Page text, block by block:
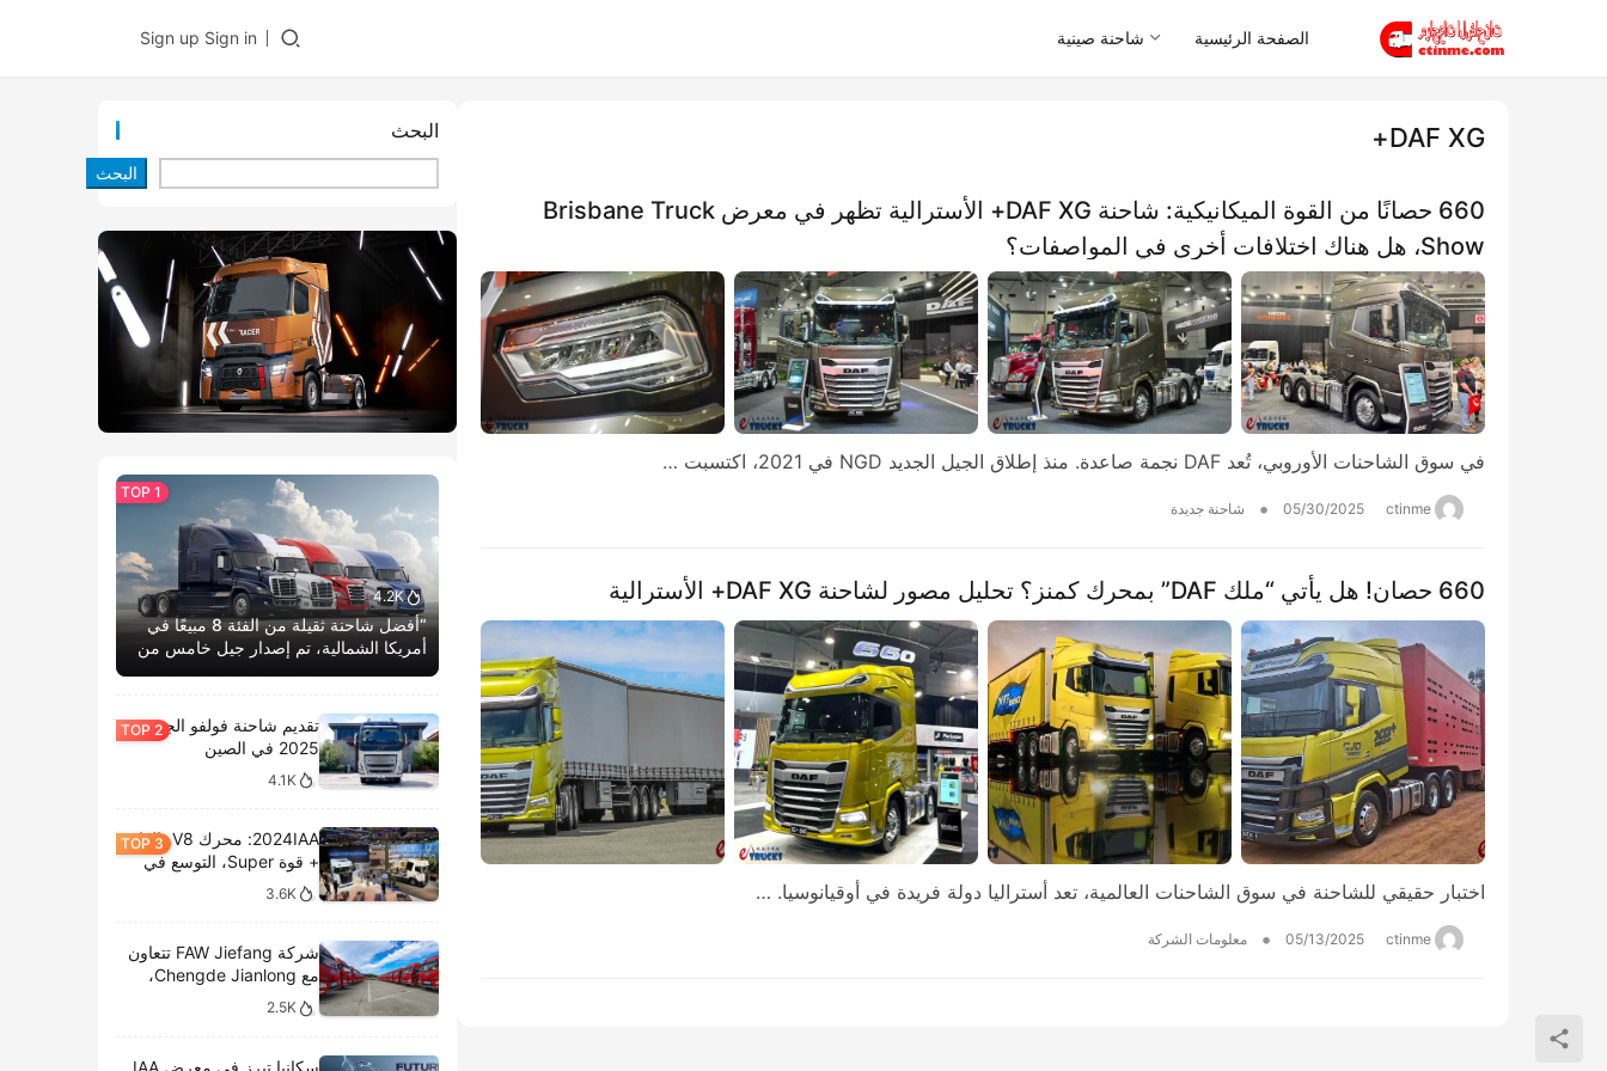
الصفحة الرئيسية شاحنة صينية Sign in
Sign up
DAF XG+
​​660 حصانًا من القوة الميكانيكية: شاحنة DAF XG+ الأسترالية تظهر في معرض Brisbane Truck
Show، هل هناك اختلافات أخرى في المواصفات؟​​
في سوق الشاحنات الأوروبي، تُعد DAF نجمة صاعدة. منذ إطلاق الجيل الجديد NGD في 2021، اكتسبت …
ctinme
05/30/2025
• شاحنة جديدة
​​اختبار حقيقي للشاحنة​​ في سوق الشاحنات العالمية، تعد أستراليا دولة فريدة في أوقيانوسيا. …
ctinme
05/13/2025
• معلومات الشركة
البحث
البحث
4.2K
“أفضل شاحنة ثقيلة من الفئة 8 مبيعًا في
أمريكا الشمالية، تم إصدار جيل خامس من
تقديم شاحنة فولفو الجديدة
2025 في الصين
4.1K
2024IAA: محرك V8، الغاز
+ قوة Super، التوسع في
الطرازات الكهربائية،
وتحليل المعروضات الداخلية
3.6K
شركة FAW Jiefang تتعاون
مع Chengde Jianlong،
وتكشف النقاب عن تسليم
2.5K
سكانيا تبرز في معرض IAA